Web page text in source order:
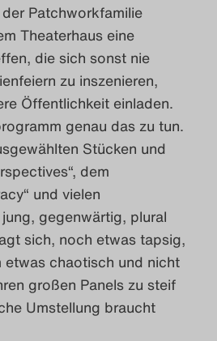
Patchworkfamilie
Theaterhaus eine
die sich sonst nie
zu inszenieren,
Öffentlichkeit einladen.
genau das zu tun.
Stücken und
dem
und vielen
gegenwärtig, plural
sich, noch etwas tapsig,
etwas chaotisch und nicht
großen Panels zu steif
Umstellung braucht